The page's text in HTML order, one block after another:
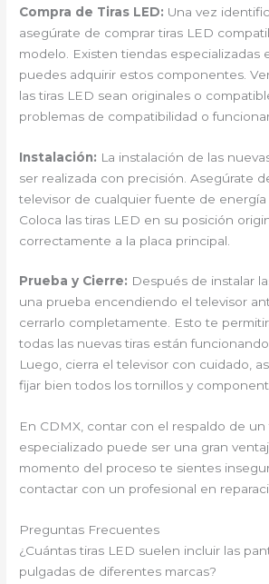
Compra de Tiras LED: Una vez
asegúrate de comprar tiras LED
modelo. Existen tiendas especializadas
puedes adquirir estos componentes.
las tiras LED sean originales o
problemas de compatibilidad o
Instalación: La instalación de las
ser realizada con precisión. Asegúrate
televisor de cualquier fuente de energía
Coloca las tiras LED en su posición
correctamente a la placa principal.
Prueba y Cierre: Después de instalar
una prueba encendiendo el televisor
cerrarlo completamente. Esto te
todas las nuevas tiras están
Luego, cierra el televisor con cuidado,
fijar bien todos los tornillos y
En CDMX, contar con el respaldo de
especializado puede ser una gran
momento del proceso te sientes
contactar con un profesional en
Preguntas Frecuentes
¿Cuántas tiras LED suelen incluir las
pulgadas de diferentes marcas?